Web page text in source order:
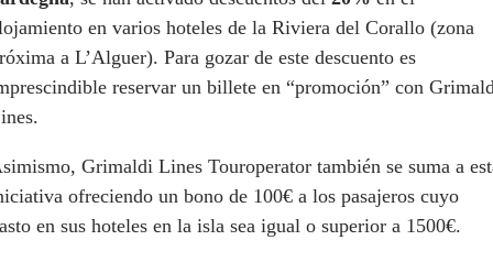
en varios hoteles de la Riviera del Corallo (zona
a L’Alguer). Para gozar de este descuento es
reservar un billete en “promoción” con
Grimaldi Lines Touroperator también se suma a
ofreciendo un bono de 100€ a los pasajeros cuyo
en sus hoteles en la isla sea igual o superior a 1500€.